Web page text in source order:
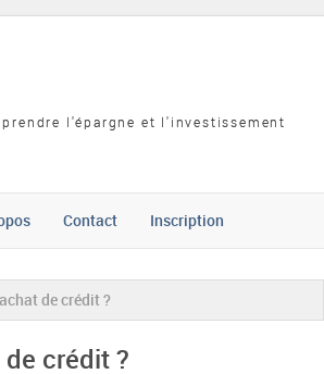
l'épargne et l'investissement
Contact Inscription
de crédit ?
crédit ?